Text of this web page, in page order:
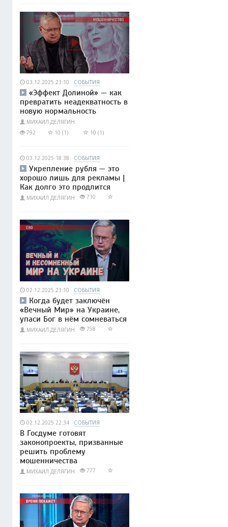
03.12.2025 23:10 СОБЫТИЯ
«Эффект Долиной» — как
превратить неадекватность в
новую нормальность
МИХАИЛ ДЕЛЯГИН
792
10 (1) 10 (1)
03.12.2025 18:38 СОБЫТИЯ
Укрепление рубля — это
хорошо лишь для рекламы |
Как долго это продлится
МИХАИЛ ДЕЛЯГИН 710
02.12.2025 23:10 СОБЫТИЯ
Когда будет заключён
«Вечный Мир» на Украине,
упаси Бог в нём сомневаться
МИХАИЛ ДЕЛЯГИН 758
02.12.2025 22:34 СОБЫТИЯ
В Госдуме готовят
законопроекты, призванные
решить проблему
мошенничества
МИХАИЛ ДЕЛЯГИН 777